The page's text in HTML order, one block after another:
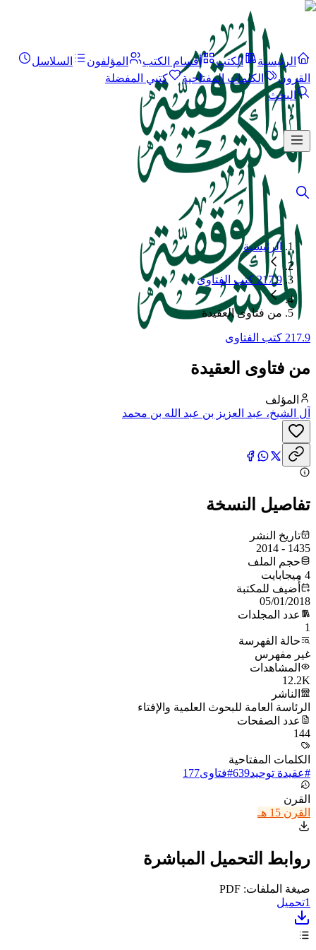
الرئيسية الكتب أقسام الكتب المؤلفون
السلاسل
القرون
الكلمات المفتاحية
كتبي المفضلة
البحث
الرئيسية
217.9 كتب الفتاوى
من فتاوى العقيدة
217.9 كتب الفتاوى
من فتاوى العقيدة
المؤلف
آل الشيخ، عبد العزيز بن عبد الله بن محمد
تفاصيل النسخة
تاريخ النشر
1435 - 2014
حجم الملف
4 ميجابايت
أُضيف للمكتبة
05/01/2018
عدد المجلدات
1
حالة الفهرسة
غير مفهرس
المشاهدات
12.2K
الناشر
الرئاسة العامة للبحوث العلمية والإفتاء
عدد الصفحات
144
الكلمات المفتاحية
#عقيدة توحيد639
#فتاوى177
القرن
القرن 15 هـ
روابط التحميل المباشرة
صيغة الملفات: PDF
1تحميل